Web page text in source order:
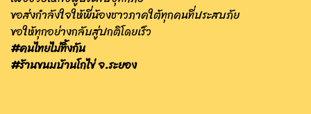
ขอส่งกำลังใจให้พี่น้องชาวภาคใต้ทุกคนที่ประสบภัย
ขอให้ทุกอย่างกลับสู่ปกติโดยเร็ว
#คนไทยไม่ทิ้งกัน
#ร้านขนมบ้านโกไข่ จ.ระยอง